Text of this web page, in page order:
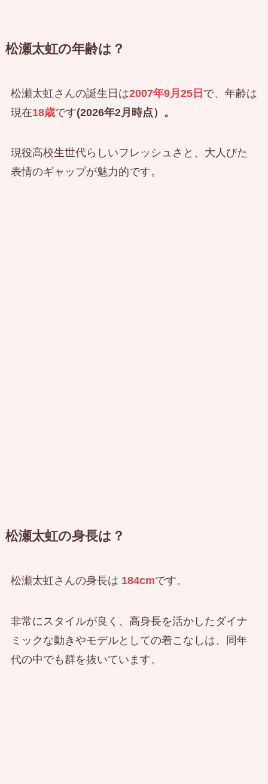
松瀬太虹の年齢は？
松瀬太虹さんの誕生日は2007年9月25日 で、年齢は
現在18歳です(2026年2月時点）。
現役高校生世代らしいフレッシュさと、大人びた
表情のギャップが魅力的です。
松瀬太虹の身長は？
松瀬太虹さんの身長は 184cmです。
非常にスタイルが良く、高身長を活かしたダイナ
ミックな動きやモデルとしての着こなしは、同年
代の中でも群を抜いています。